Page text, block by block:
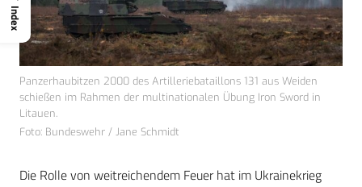
Panzerhaubitzen 2000 des Artilleriebataillons 131 aus Weiden
schießen im Rahmen der multinationalen Übung Iron Sword in
Litauen.
Foto: Bundeswehr / Jane Schmidt
Die Rolle von weitreichendem Feuer hat im Ukrainekrieg
Index